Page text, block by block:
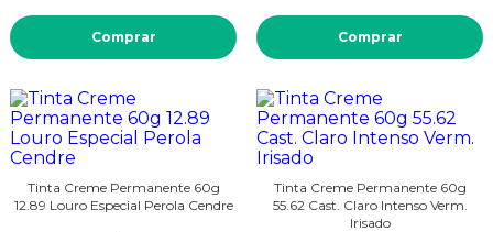
Comprar Comprar
Tinta Creme Permanente 60g
12.89 Louro Especial Perola Cendre
Tinta Creme Permanente 60g
55.62 Cast. Claro Intenso Verm.
Irisado